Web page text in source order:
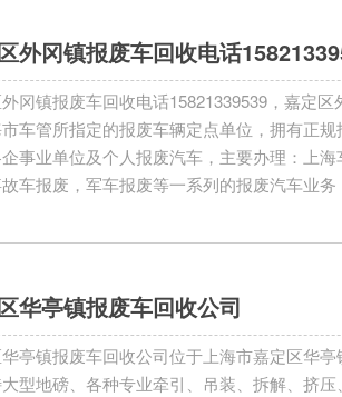
外冈镇报废车回收电话
冈镇报废车回收电话15821339539，嘉定区
车管所指定的报废车辆定点单位，拥有正
事业单位及个人报废汽车，主要办理：上
车报废，军车报废等一系列的报废汽车业务
华亭镇报废车回收公司
亭镇报废车回收公司位于上海市嘉定区华
型地磅、各种专业牵引、吊装、拆解、挤